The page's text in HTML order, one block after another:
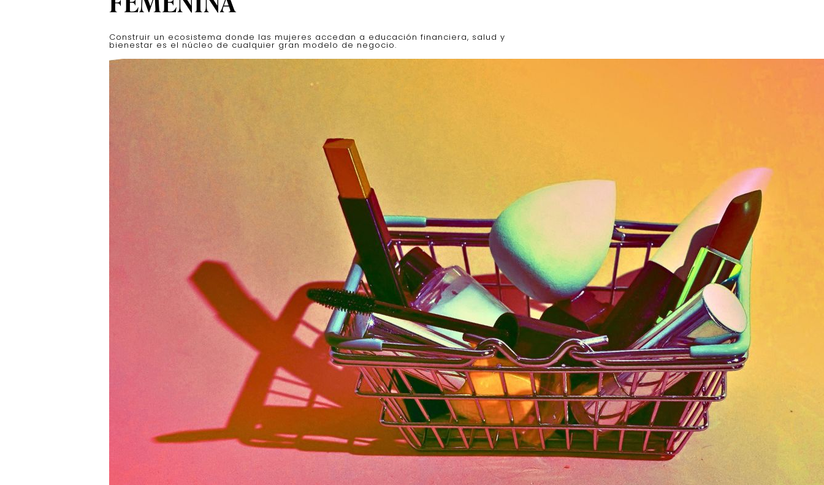
Construir un ecosistema donde las mujeres accedan a educación financiera, salud y
bienestar es el núcleo de cualquier gran modelo de negocio.